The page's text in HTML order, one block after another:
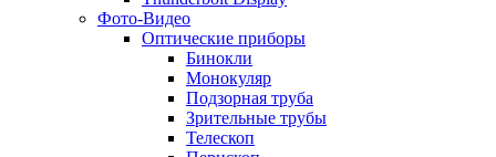
Фото-Видео
Оптические приборы
Бинокли
Монокуляр
Подзорная труба
Зрительные трубы
Телескоп